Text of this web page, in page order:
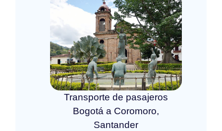
Transporte de pasajeros
Bogotá a Coromoro,
Santander